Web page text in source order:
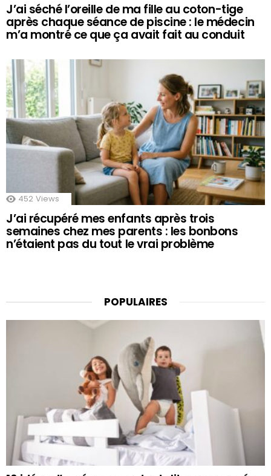
J’ai séché l’oreille de ma fille au coton-tige
après chaque séance de piscine : le médecin
m’a montré ce que ça avait fait au conduit
452 Views
J’ai récupéré mes enfants après trois
semaines chez mes parents : les bonbons
n’étaient pas du tout le vrai problème
POPULAIRES